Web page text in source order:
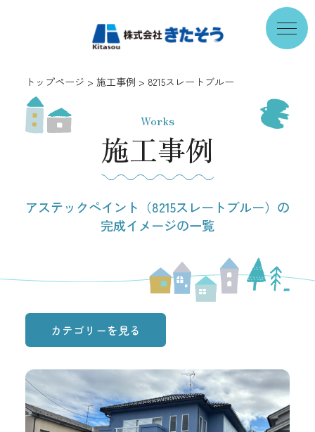
トップページ 施工事例 8215スレートブルー
Works
施工事例
アステックペイント（8215スレートブルー）の
完成イメージの一覧
カテゴリーを見る